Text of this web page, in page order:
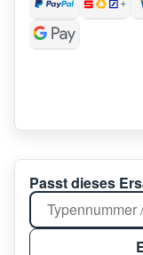
Passt dieses